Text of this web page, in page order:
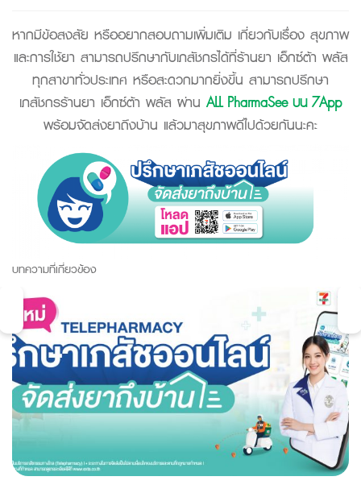
หากมีข้อสงสัย หรืออยากสอบถามเพิ่มเติม เกี่ยวกับเรื่อง สุขภาพ
และการใช้ยา สามารถปรึกษากับเภสัชกรได้ที่ร้านยา เอ็กซ์ต้า พลัส
ทุกสาขาทั่วประเทศ หรือสะดวกมากยิ่งขึ้น สามารถปรึกษา
เภสัชกรร้านยา เอ็กซ์ต้า พลัส ผ่าน ALL PharmaSee บน 7App
พร้อมจัดส่งยาถึงบ้าน แล้วมาสุขภาพดีไปด้วยกันนะคะ
บทความที่เกี่ยวข้อง